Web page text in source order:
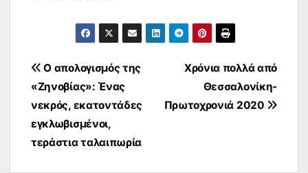
Πλοήγηση
άρθρων
Χρόνια πολλά από
Θεσσαλονίκη-
Πρωτοχρονιά 2020
Ο απολογισμός της
«Ζηνοβίας»: Ένας
νεκρός, εκατοντάδες
εγκλωβισμένοι,
τεράστια ταλαιπωρία